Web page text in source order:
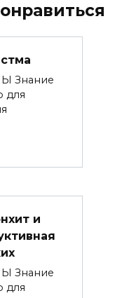
Знание
для
и
Знание
для